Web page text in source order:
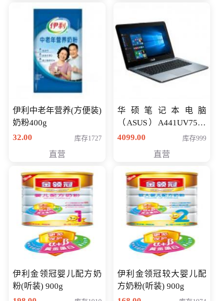
伊利中老年营养(方便装)
奶粉400g
32.00
库存1727
直营
华硕笔记本电脑
（ASUS）A441UV7500
顽石（7代i7-7500U 4G
4099.00 库存999
直营
伊利金领冠婴儿配方奶
粉(听装) 900g
伊利金领冠较大婴儿配
方奶粉(听装) 900g